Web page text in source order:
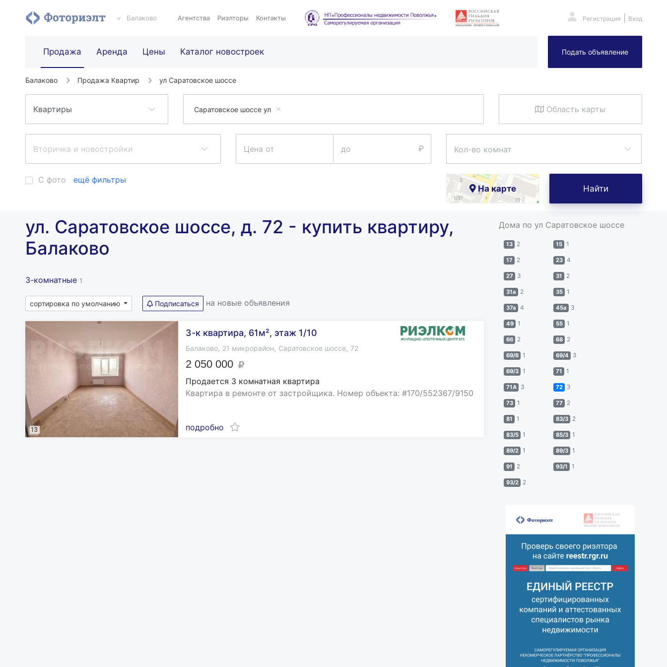
Балаково Агентства Риэлторы Контакты Регистрация Вход
Продажа Аренда Цены Каталог новостроек Подать объявление
Балаково Продажа Квартир ул Саратовское шоссе
Саратовское шоссе ул Область карты
Кол-во комнат
С фото
ещё фильтры
На карте
Найти
ул. Саратовское шоссе, д. 72 - купить квартиру,
Балаково
3-комнатные 1
сортировка по умолчанию Подписаться на новые объявления
13
3-к квартира, 61м², этаж 1/10
Балаково, 21 микрорайон, Саратовское шоссе, 72
2 050 000
Продается 3 комнатная квартира
Квартира в ремонте от застройщика. Номер объекта: #170/552367/9150
подробно
Дома по ул Саратовское шоссе
13 2 15 1
17 2 23 4
27 3 31 2
31а 2 35 1
37а 4 45а 3
49 1 55 1
66 2 68 2
69/6 1 69/4 3
69/3 1 71 1
71А 3 72 3
73 1 77 2
81 1 83/3 2
83/5 1 85/3 1
89/2 1 89/3 1
91 2 93/1 1
93/2 2